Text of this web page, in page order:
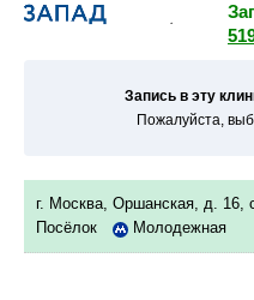
Запись в эту
Пожалуйста,
г. Москва, Оршанская, д. 16,
Посёлок
Молодежная